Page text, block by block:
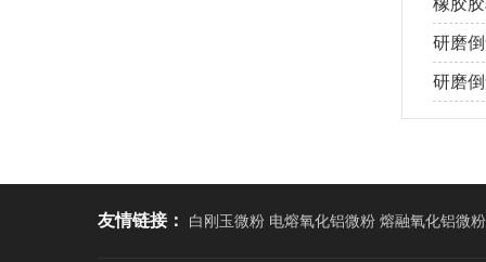
橡胶
研磨
研磨
友情链接： 白刚玉微粉 电熔氧化铝微粉 熔融氧化铝微粉